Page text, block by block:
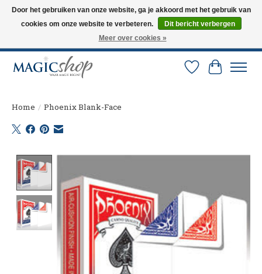
Altijd de nieuwste trucs op voorraad. Snelle verzending via PostNL en DHL.
Langskomen in onze winkel? Bel of mail om een afspraak te maken. 0251-
Verlanglijst
Home / Phoenix Blank-Face
Door het gebruiken van onze website, ga je akkoord met het gebruik van
cookies om onze website te verbeteren.
Dit bericht verbergen
Meer over cookies »